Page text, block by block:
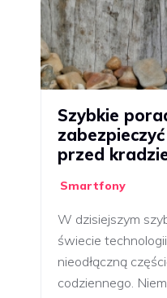
Szybkie
przed
Smartfony
W dzisiejszym
świecie
nieodłączną
codziennego.